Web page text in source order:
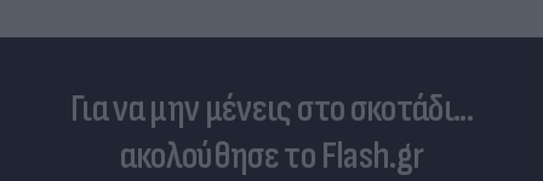
Για να μην μένεις στο σκοτάδι...
ακολούθησε το Flash.gr